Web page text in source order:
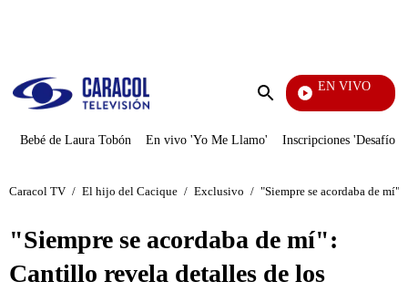
Enviar
EN VIVO
Bebé de Laura Tobón En vivo 'Yo Me Llamo' Inscripciones 'Desafío'
Caracol TV / El hijo del Cacique / Exclusivo / "Siempre se acordaba de
"Siempre se acordaba de mí":
Cantillo revela detalles de los